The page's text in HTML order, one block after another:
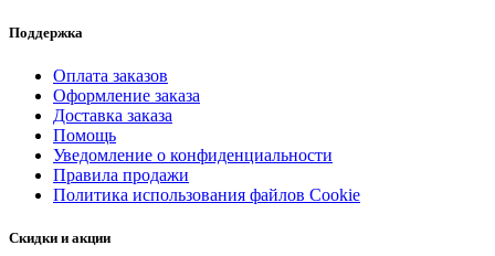
Поддержка
Оплата заказов
Оформление заказа
Доставка заказа
Помощь
Уведомление о конфиденциальности
Правила продажи
Политика использования файлов Cookie
Скидки и акции